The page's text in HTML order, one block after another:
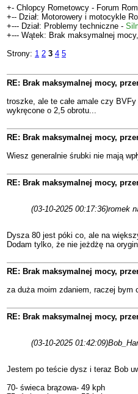
+- Chlopcy Rometowcy - Forum
+-- Dział: Motorowery i motocykle
+--- Dział: Problemy techniczne -
+--- Wątek: Brak maksymalnej
Strony: 1 2 3 4 5
RE: Brak maksymalnej mocy,
troszke, ale te całe amale czy
wykręcone o 2,5 obrotu...
RE: Brak maksymalnej mocy,
Wiesz generalnie śrubki nie mają
RE: Brak maksymalnej mocy,
(03-10-2025 00:17:36)romek
Dysza 80 jest póki co, ale na
Dodam tylko, że nie jeżdżę na
RE: Brak maksymalnej mocy,
za duża moim zdaniem, raczej bym
RE: Brak maksymalnej mocy,
(03-10-2025 01:42:09)
Jestem po teście dysz i teraz Bob
70- świeca brązowa- 49 kph